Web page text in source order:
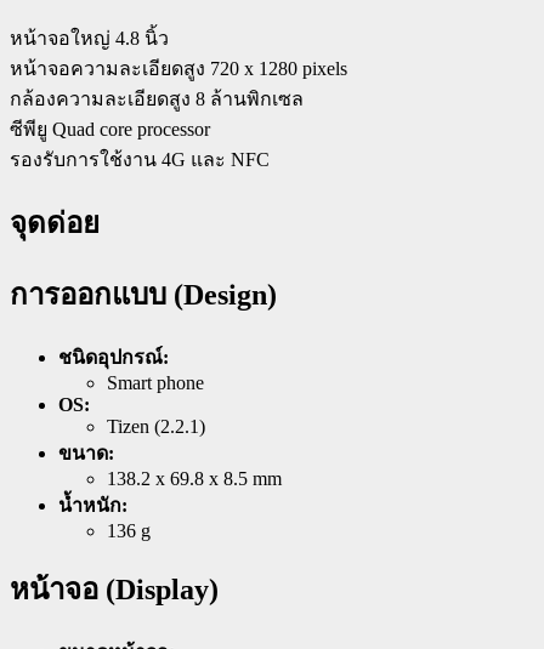
หน้าจอใหญ่ 4.8 นิ้ว
หน้าจอความละเอียดสูง 720 x 1280 pixels
กล้องความละเอียดสูง 8 ล้านพิกเซล
ซีพียู Quad core processor
รองรับการใช้งาน 4G และ NFC
จุดด่อย
การออกแบบ (Design)
ชนิดอุปกรณ์:
Smart phone
OS:
Tizen (2.2.1)
ขนาด:
138.2 x 69.8 x 8.5 mm
น้ำหนัก:
136 g
หน้าจอ (Display)